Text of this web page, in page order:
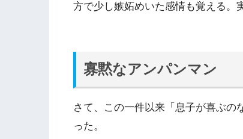
方で少し嫉妬めいた感情も覚える。
寡黙なアンパンマン
さて、この一件以来「息子が喜ぶの
った。